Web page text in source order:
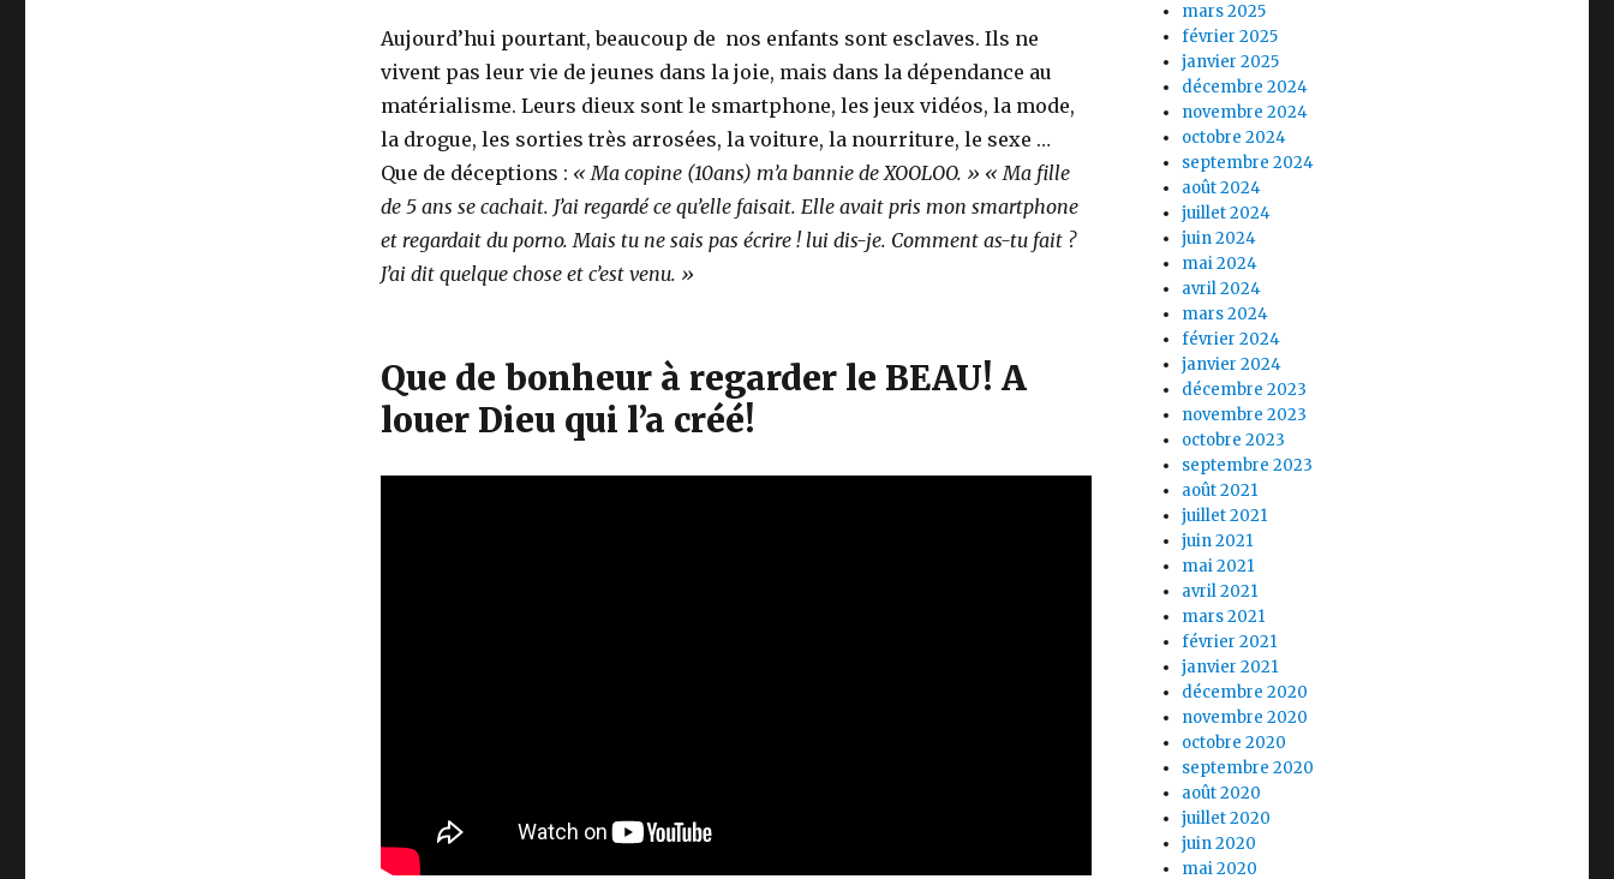
Aujourd’hui pourtant, beaucoup de nos enfants sont esclaves. Ils ne
vivent pas leur vie de jeunes dans la joie, mais dans la dépendance au
matérialisme. Leurs dieux sont le smartphone, les jeux vidéos, la mode,
la drogue, les sorties très arrosées, la voiture, la nourriture, le sexe …
Que de déceptions : « Ma copine (10ans) m’a bannie de XOOLOO. » « Ma fille
de 5 ans se cachait. J’ai regardé ce qu’elle faisait. Elle avait pris mon smartphone
et regardait du porno. Mais tu ne sais pas écrire ! lui dis-je. Comment as-tu fait ?
J’ai dit quelque chose et c’est venu. »
Que de bonheur à regarder le BEAU! A
louer Dieu qui l’a créé!
mars 2025
février 2025
janvier 2025
décembre 2024
novembre 2024
octobre 2024
septembre 2024
août 2024
juillet 2024
juin 2024
mai 2024
avril 2024
mars 2024
février 2024
janvier 2024
décembre 2023
novembre 2023
octobre 2023
septembre 2023
août 2021
juillet 2021
juin 2021
mai 2021
avril 2021
mars 2021
février 2021
janvier 2021
décembre 2020
novembre 2020
octobre 2020
septembre 2020
août 2020
juillet 2020
juin 2020
mai 2020